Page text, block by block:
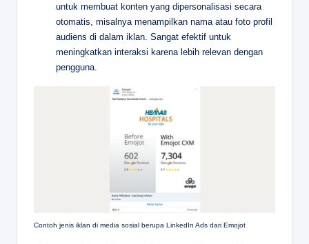
untuk membuat konten yang dipersonalisasi secara
otomatis, misalnya menampilkan nama atau foto profil
audiens di dalam iklan. Sangat efektif untuk
meningkatkan interaksi karena lebih relevan dengan
pengguna.
Contoh jenis iklan di media sosial berupa LinkedIn Ads dari Emojot